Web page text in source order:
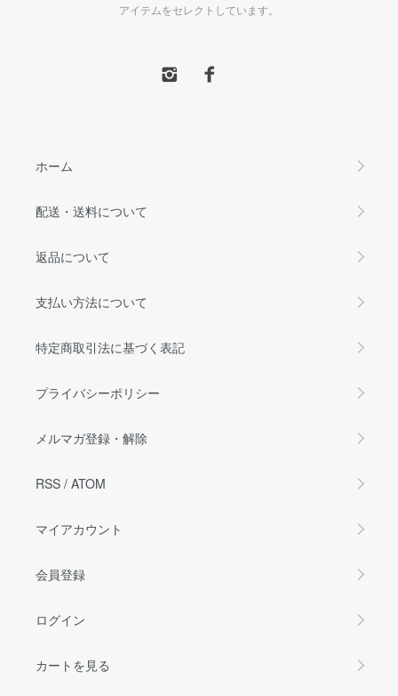
アイテムをセレクトしています。
ホーム
配送・送料について
返品について
支払い方法について
特定商取引法に基づく表記
プライバシーポリシー
メルマガ登録・解除
RSS / ATOM
マイアカウント
会員登録
ログイン
カートを見る